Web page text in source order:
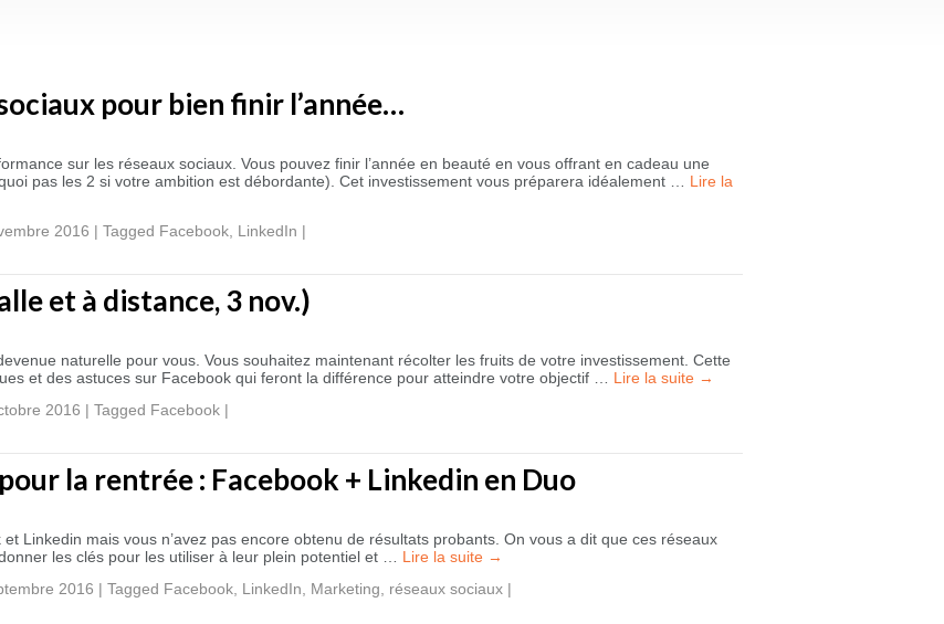
pour bien finir l’année…
sur les réseaux sociaux. Vous pouvez finir l’année en beauté en vous offrant en cadeau une
pas les 2 si votre ambition est débordante). Cet investissement vous préparera idéalement … Lire la
2016 | Tagged Facebook LinkedIn |
et à distance, 3 nov.)
naturelle pour vous. Vous souhaitez maintenant récolter les fruits de votre investissement. Cette
et des astuces sur Facebook qui feront la différence pour atteindre votre objectif … Lire la suite →
2016 | Tagged Facebook |
la rentrée : Facebook + Linkedin en Duo
Linkedin mais vous n’avez pas encore obtenu de résultats probants. On vous a dit que ces réseaux
les clés pour les utiliser à leur plein potentiel et … Lire la suite →
2016 | Tagged Facebook LinkedIn Marketing réseaux sociaux |